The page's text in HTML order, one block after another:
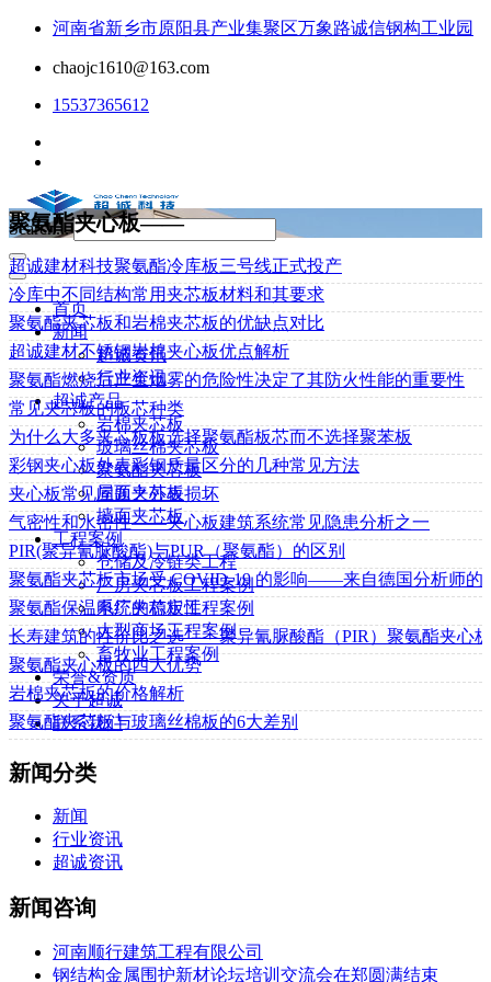
河南省新乡市原阳县产业集聚区万象路诚信钢构工业园
chaojc1610@163.com
15537365612
Search...
首页
新闻
超诚资讯
行业资讯
超诚产品
岩棉夹芯板
玻璃丝棉夹芯板
聚氨酯夹芯板
屋面夹芯板
墙面夹芯板
工程案例
仓储及冷链类工程
厂房夹芯板工程案例
电厂夹芯板工程案例
大型商场工程案例
畜牧业工程案例
荣誉&资质
关于超诚
联系我们
聚氨酯夹心板——
超诚建材科技聚氨酯冷库板三号线正式投产
冷库中不同结构常用夹芯板材料和其要求
聚氨酯夹芯板和岩棉夹芯板的优缺点对比
超诚建材不锈钢岩棉夹心板优点解析
聚氨酯燃烧后产生烟雾的危险性决定了其防火性能的重要性
常见夹芯板的板芯种类
为什么大多夹芯板板选择聚氨酯板芯而不选择聚苯板
彩钢夹心板外表彩钢质量区分的几种常见方法
夹心板常见问题之外表损坏
气密性和水密性——夹心板建筑系统常见隐患分析之一
PIR(聚异氰脲酸酯)与PUR（聚氨酯）的区别
聚氨酯夹芯板市场受 COVID-19 的影响——来自德国分析师的
聚氨酯保温系统的稳定性
长寿建筑的性价比之选——聚异氰脲酸酯（PIR）聚氨酯夹心板
聚氨酯夹心板的四大优势
岩棉夹芯板的价格解析
聚氨酯夹芯板与玻璃丝棉板的6大差别
新闻分类
新闻
行业资讯
超诚资讯
新闻咨询
河南顺行建筑工程有限公司
钢结构金属围护新材论坛培训交流会在郑圆满结束